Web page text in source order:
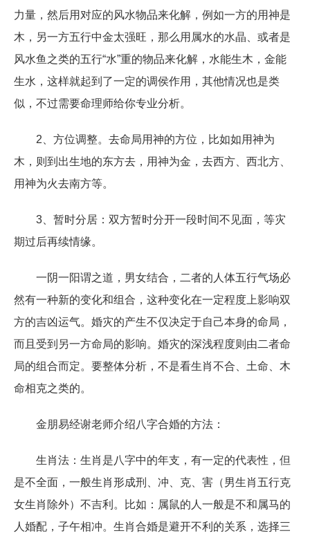
力量，然后用对应的风水物品来化解，例如一方的用神是
木，另一方五行中金太强旺，那么用属水的水晶、或者是
风水鱼之类的五行“水”重的物品来化解，水能生木，金能
生水，这样就起到了一定的调侯作用，其他情况也是类
似，不过需要命理师给你专业分析。
2、方位调整。去命局用神的方位，比如如用神为
木，则到出生地的东方去，用神为金，去西方、西北方、
用神为火去南方等。
3、暂时分居：双方暂时分开一段时间不见面，等灾
期过后再续情缘。
一阴一阳谓之道，男女结合，二者的人体五行气场必
然有一种新的变化和组合，这种变化在一定程度上影响双
方的吉凶运气。婚灾的产生不仅决定于自己本身的命局，
而且受到另一方命局的影响。婚灾的深浅程度则由二者命
局的组合而定。要整体分析，不是看生肖不合、土命、木
命相克之类的。
金朋易经谢老师介绍八字合婚的方法：
生肖法：生肖是八字中的年支，有一定的代表性，但
是不全面，一般生肖形成刑、冲、克、害（男生肖五行克
女生肖除外）不吉利。比如：属鼠的人一般是不和属马的
人婚配，子午相冲。生肖合婚是避开不利的关系，选择三